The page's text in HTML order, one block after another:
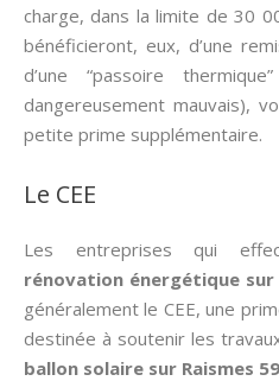
charge, dans la limite de 30
bénéficieront, eux, d’une
d’une “passoire
dangereusement mauvais),
petite prime supplémentaire.
Le CEE
Les entreprises qui
rénovation énergétique sur
généralement le CEE, une
destinée à soutenir les
ballon solaire sur Raismes